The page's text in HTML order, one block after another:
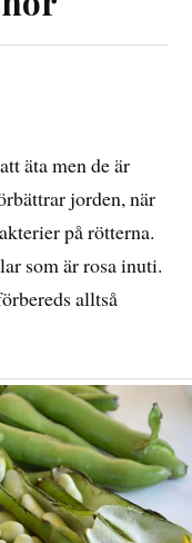
att äta men de är
jorden, när
på rötterna.
som är rosa inuti.
alltså